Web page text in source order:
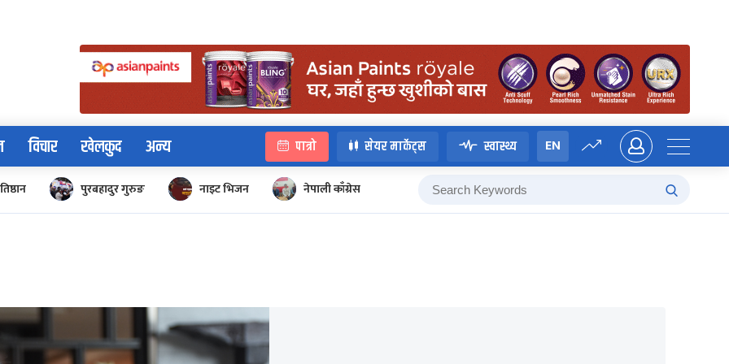
विचार खेलकुद अन्य पात्रो सेयर मार्केट्स स्वास्थ्य EN
पुरबहादुर गुरुङ नाइट भिजन नेपाली काँग्रेस